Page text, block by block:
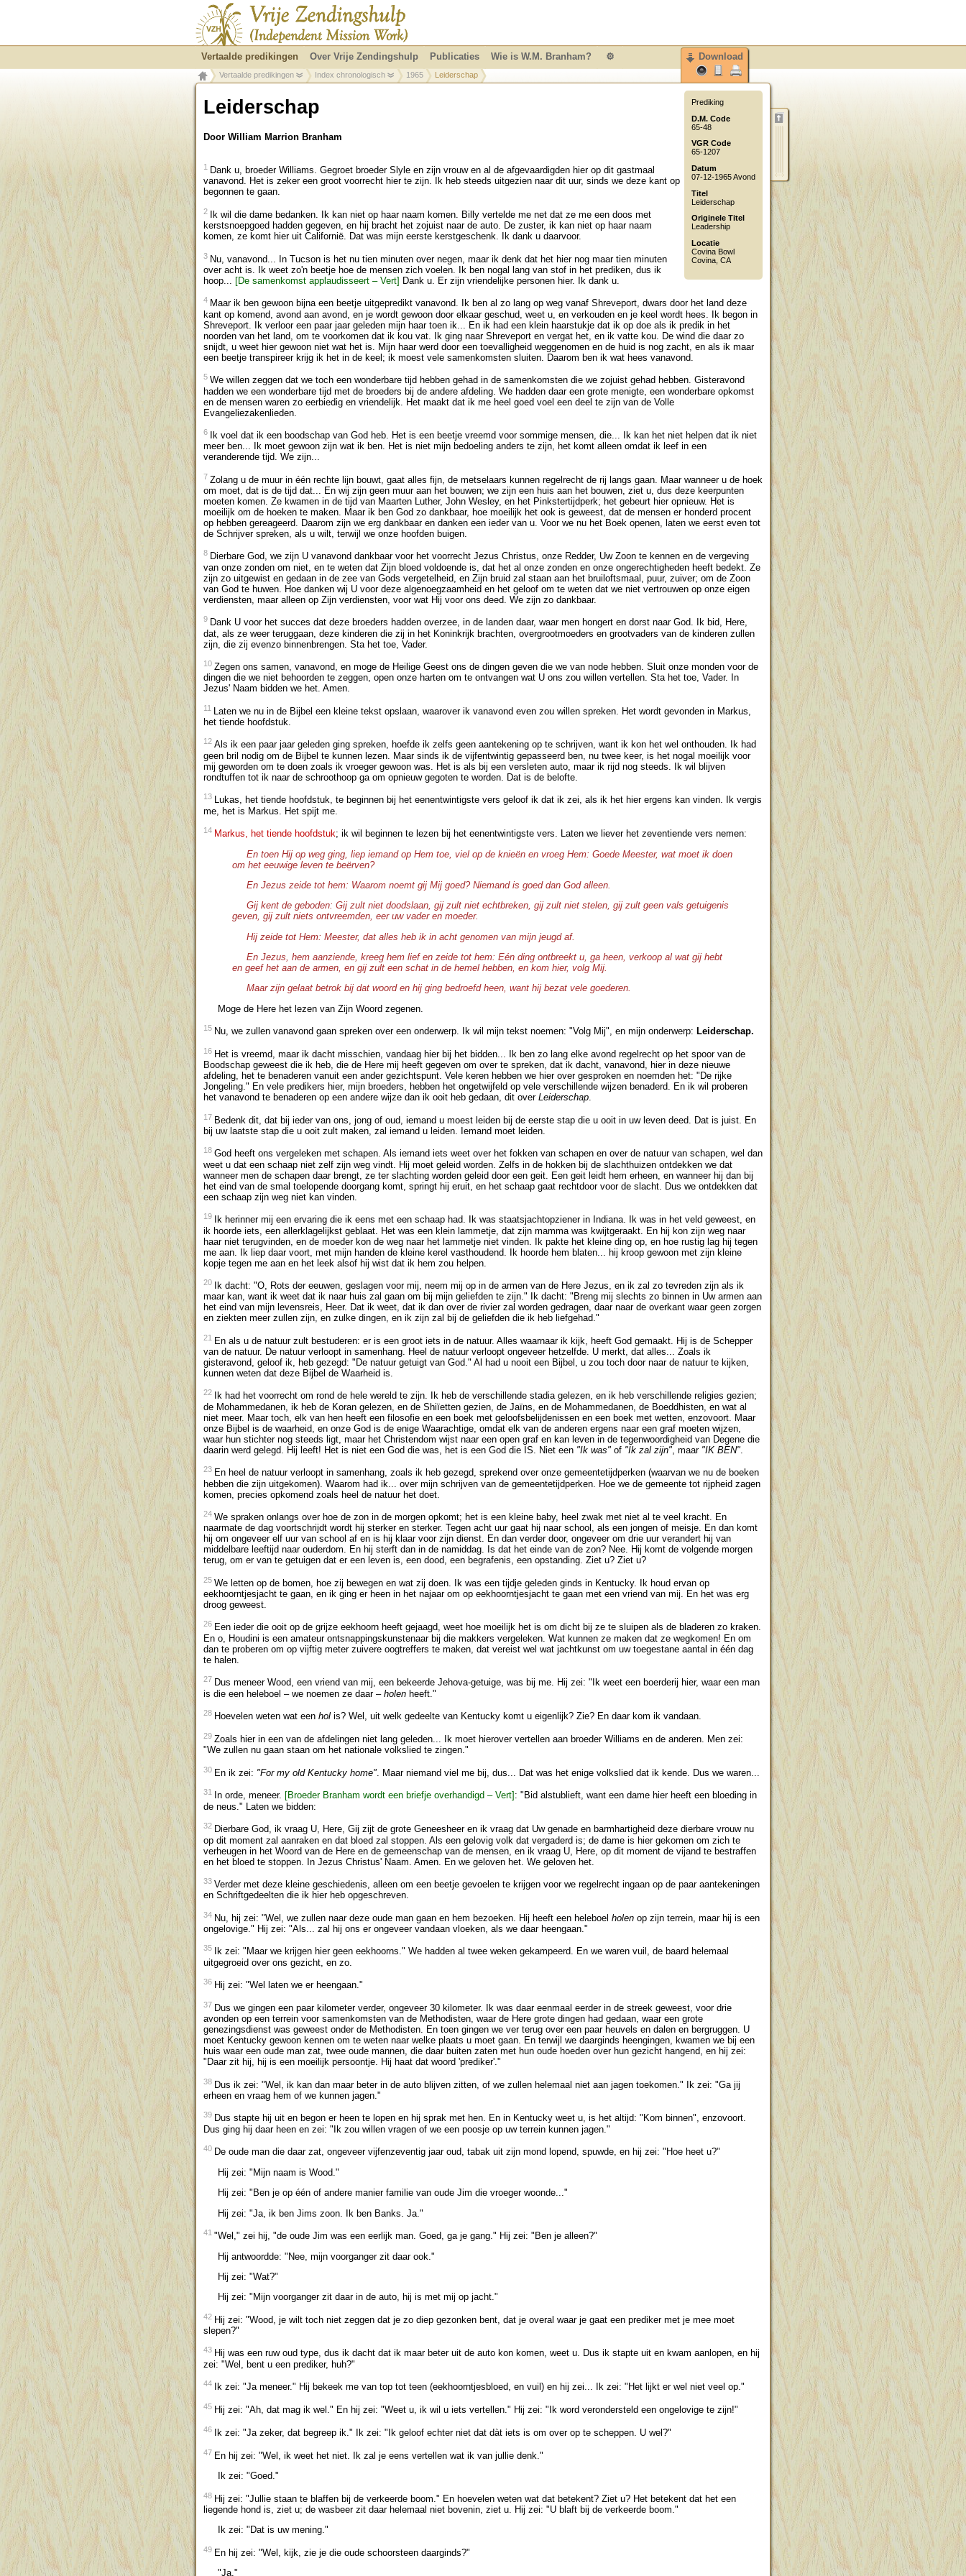
Prediking
D.M. Code
65-48
VGR Code
65-1207
Datum
07-12-1965 Avond
Titel
Leiderschap
Originele Titel
Leadership
Locatie
Covina Bowl
Covina CA
Leiderschap
Door William Marrion Branham
1 Dank u, broeder Williams. Gegroet broeder Slyle en zijn vrouw en al de afgevaardigden hier op dit gastmaal
vanavond. Het is zeker een groot voorrecht hier te zijn. Ik heb steeds uitgezien naar dit uur, sinds we deze kant op
begonnen te gaan.
2
Ik wil die dame bedanken. Ik kan niet op haar naam komen. Billy vertelde me net dat ze me een doos met
kerstsnoepgoed hadden gegeven, en hij bracht het zojuist naar de auto. De zuster, ik kan niet op haar naam
komen, ze komt hier uit Californië. Dat was mijn eerste kerstgeschenk. Ik dank u daarvoor.
3 Nu, vanavond... In Tucson is het nu tien minuten over negen, maar ik denk dat het hier nog maar tien minuten
over acht is. Ik weet zo'n beetje hoe de mensen zich voelen. Ik ben nogal lang van stof in het prediken, dus ik
hoop... [De samenkomst applaudisseert – Vert] Dank u. Er zijn vriendelijke personen hier. Ik dank u.
4 Maar ik ben gewoon bijna een beetje uitgepredikt vanavond. Ik ben al zo lang op weg vanaf Shreveport, dwars door het land deze
kant op komend, avond aan avond, en je wordt gewoon door elkaar geschud, weet u, en verkouden en je keel wordt hees. Ik begon in
Shreveport. Ik verloor een paar jaar geleden mijn haar toen ik... En ik had een klein haarstukje dat ik op doe als ik predik in het
noorden van het land, om te voorkomen dat ik kou vat. Ik ging naar Shreveport en vergat het, en ik vatte kou. De wind die daar zo
snijdt, u weet hier gewoon niet wat het is. Mijn haar werd door een toevalligheid weggenomen en de huid is nog zacht, en als ik maar
een beetje transpireer krijg ik het in de keel; ik moest vele samenkomsten sluiten. Daarom ben ik wat hees vanavond.
5 We willen zeggen dat we toch een wonderbare tijd hebben gehad in de samenkomsten die we zojuist gehad hebben. Gisteravond
hadden we een wonderbare tijd met de broeders bij de andere afdeling. We hadden daar een grote menigte, een wonderbare opkomst
en de mensen waren zo eerbiedig en vriendelijk. Het maakt dat ik me heel goed voel een deel te zijn van de Volle
Evangeliezakenlieden.
6
Ik voel dat ik een boodschap van God heb. Het is een beetje vreemd voor sommige mensen, die... Ik kan het niet helpen dat ik niet
meer ben... Ik moet gewoon zijn wat ik ben. Het is niet mijn bedoeling anders te zijn, het komt alleen omdat ik leef in een
veranderende tijd. We zijn...
7 Zolang u de muur in één rechte lijn bouwt, gaat alles fijn, de metselaars kunnen regelrecht de rij langs gaan. Maar wanneer u de hoek
om moet, dat is de tijd dat... En wij zijn geen muur aan het bouwen; we zijn een huis aan het bouwen, ziet u, dus deze keerpunten
moeten komen. Ze kwamen in de tijd van Maarten Luther, John Wesley, en het Pinkstertijdperk; het gebeurt hier opnieuw. Het is
moeilijk om de hoeken te maken. Maar ik ben God zo dankbaar, hoe moeilijk het ook is geweest, dat de mensen er honderd procent
op hebben gereageerd. Daarom zijn we erg dankbaar en danken een ieder van u. Voor we nu het Boek openen, laten we eerst even tot
de Schrijver spreken, als u wilt, terwijl we onze hoofden buigen.
8 Dierbare God, we zijn U vanavond dankbaar voor het voorrecht Jezus Christus, onze Redder, Uw Zoon te kennen en de vergeving
van onze zonden om niet, en te weten dat Zijn bloed voldoende is, dat het al onze zonden en onze ongerechtigheden heeft bedekt. Ze
zijn zo uitgewist en gedaan in de zee van Gods vergetelheid, en Zijn bruid zal staan aan het bruiloftsmaal, puur, zuiver; om de Zoon
van God te huwen. Hoe danken wij U voor deze algenoegzaamheid en het geloof om te weten dat we niet vertrouwen op onze eigen
verdiensten, maar alleen op Zijn verdiensten, voor wat Hij voor ons deed. We zijn zo dankbaar.
9 Dank U voor het succes dat deze broeders hadden overzee, in de landen daar, waar men hongert en dorst naar God. Ik bid, Here,
dat, als ze weer teruggaan, deze kinderen die zij in het Koninkrijk brachten, overgrootmoeders en grootvaders van de kinderen zullen
zijn, die zij evenzo binnenbrengen. Sta het toe, Vader.
10 Zegen ons samen, vanavond, en moge de Heilige Geest ons de dingen geven die we van node hebben. Sluit onze monden voor de
dingen die we niet behoorden te zeggen, open onze harten om te ontvangen wat U ons zou willen vertellen. Sta het toe, Vader. In
Jezus' Naam bidden we het. Amen.
11 Laten we nu in de Bijbel een kleine tekst opslaan, waarover ik vanavond even zou willen spreken. Het wordt gevonden in Markus,
het tiende hoofdstuk.
12 Als ik een paar jaar geleden ging spreken, hoefde ik zelfs geen aantekening op te schrijven, want ik kon het wel onthouden. Ik had
geen bril nodig om de Bijbel te kunnen lezen. Maar sinds ik de vijfentwintig gepasseerd ben, nu twee keer, is het nogal moeilijk voor
mij geworden om te doen zoals ik vroeger gewoon was. Het is als bij een versleten auto, maar ik rijd nog steeds. Ik wil blijven
rondtuffen tot ik naar de schroothoop ga om opnieuw gegoten te worden. Dat is de belofte.
13 Lukas, het tiende hoofdstuk, te beginnen bij het eenentwintigste vers geloof ik dat ik zei, als ik het hier ergens kan vinden. Ik vergis
me, het is Markus. Het spijt me.
14 Markus, het tiende hoofdstuk; ik wil beginnen te lezen bij het eenentwintigste vers. Laten we liever het zeventiende vers nemen:
En toen Hij op weg ging, liep iemand op Hem toe, viel op de knieën en vroeg Hem: Goede Meester, wat moet ik doen
om het eeuwige leven te beërven?
En Jezus zeide tot hem: Waarom noemt gij Mij goed? Niemand is goed dan God alleen.
Gij kent de geboden: Gij zult niet doodslaan, gij zult niet echtbreken, gij zult niet stelen, gij zult geen vals getuigenis
geven, gij zult niets ontvreemden, eer uw vader en moeder.
Hij zeide tot Hem: Meester, dat alles heb ik in acht genomen van mijn jeugd af.
En Jezus, hem aanziende, kreeg hem lief en zeide tot hem: Eén ding ontbreekt u, ga heen, verkoop al wat gij hebt
en geef het aan de armen, en gij zult een schat in de hemel hebben, en kom hier, volg Mij.
Maar zijn gelaat betrok bij dat woord en hij ging bedroefd heen, want hij bezat vele goederen.
Moge de Here het lezen van Zijn Woord zegenen.
15 Nu, we zullen vanavond gaan spreken over een onderwerp. Ik wil mijn tekst noemen: "Volg Mij", en mijn onderwerp: Leiderschap.
16 Het is vreemd, maar ik dacht misschien, vandaag hier bij het bidden... Ik ben zo lang elke avond regelrecht op het spoor van de
Boodschap geweest die ik heb, die de Here mij heeft gegeven om over te spreken, dat ik dacht, vanavond, hier in deze nieuwe
afdeling, het te benaderen vanuit een ander gezichtspunt. Vele keren hebben we hier over gesproken en noemden het: "De rijke
Jongeling." En vele predikers hier, mijn broeders, hebben het ongetwijfeld op vele verschillende wijzen benaderd. En ik wil proberen
het vanavond te benaderen op een andere wijze dan ik ooit heb gedaan, dit over Leiderschap.
17 Bedenk dit, dat bij ieder van ons, jong of oud, iemand u moest leiden bij de eerste stap die u ooit in uw leven deed. Dat is juist. En
bij uw laatste stap die u ooit zult maken, zal iemand u leiden. Iemand moet leiden.
18 God heeft ons vergeleken met schapen. Als iemand iets weet over het fokken van schapen en over de natuur van schapen, wel dan
weet u dat een schaap niet zelf zijn weg vindt. Hij moet geleid worden. Zelfs in de hokken bij de slachthuizen ontdekken we dat
wanneer men de schapen daar brengt, ze ter slachting worden geleid door een geit. Een geit leidt hem erheen, en wanneer hij dan bij
het eind van de smal toelopende doorgang komt, springt hij eruit, en het schaap gaat rechtdoor voor de slacht. Dus we ontdekken dat
een schaap zijn weg niet kan vinden.
19
Ik herinner mij een ervaring die ik eens met een schaap had. Ik was staatsjachtopziener in Indiana. Ik was in het veld geweest, en
ik hoorde iets, een allerklagelijkst geblaat. Het was een klein lammetje, dat zijn mamma was kwijtgeraakt. En hij kon zijn weg naar
haar niet terugvinden, en de moeder kon de weg naar het lammetje niet vinden. Ik pakte het kleine ding op, en hoe rustig lag hij tegen
me aan. Ik liep daar voort, met mijn handen de kleine kerel vasthoudend. Ik hoorde hem blaten... hij kroop gewoon met zijn kleine
kopje tegen me aan en het leek alsof hij wist dat ik hem zou helpen.
20
Ik dacht: "O, Rots der eeuwen, geslagen voor mij, neem mij op in de armen van de Here Jezus, en ik zal zo tevreden zijn als ik
maar kan, want ik weet dat ik naar huis zal gaan om bij mijn geliefden te zijn." Ik dacht: "Breng mij slechts zo binnen in Uw armen aan
het eind van mijn levensreis, Heer. Dat ik weet, dat ik dan over de rivier zal worden gedragen, daar naar de overkant waar geen zorgen
en ziekten meer zullen zijn, en zulke dingen, en ik zijn zal bij de geliefden die ik heb liefgehad."
21 En als u de natuur zult bestuderen: er is een groot iets in de natuur. Alles waarnaar ik kijk, heeft God gemaakt. Hij is de Schepper
van de natuur. De natuur verloopt in samenhang. Heel de natuur verloopt ongeveer hetzelfde. U merkt, dat alles... Zoals ik
gisteravond, geloof ik, heb gezegd: "De natuur getuigt van God." Al had u nooit een Bijbel, u zou toch door naar de natuur te kijken,
kunnen weten dat deze Bijbel de Waarheid is.
22
Ik had het voorrecht om rond de hele wereld te zijn. Ik heb de verschillende stadia gelezen, en ik heb verschillende religies gezien;
de Mohammedanen, ik heb de Koran gelezen, en de Shiïetten gezien, de Jaïns, en de Mohammedanen, de Boeddhisten, en wat al
niet meer. Maar toch, elk van hen heeft een filosofie en een boek met geloofsbelijdenissen en een boek met wetten, enzovoort. Maar
onze Bijbel is de waarheid, en onze God is de enige Waarachtige, omdat elk van de anderen ergens naar een graf moeten wijzen,
waar hun stichter nog steeds ligt, maar het Christendom wijst naar een open graf en kan leven in de tegenwoordigheid van Degene die
daarin werd gelegd. Hij leeft! Het is niet een God die was, het is een God die IS. Niet een "Ik was" of "Ik zal zijn" , maar "IK BEN"
23 En heel de natuur verloopt in samenhang, zoals ik heb gezegd, sprekend over onze gemeentetijdperken (waarvan we nu de boeken
hebben die zijn uitgekomen). Waarom had ik... over mijn schrijven van de gemeentetijdperken. Hoe we de gemeente tot rijpheid zagen
komen, precies opkomend zoals heel de natuur het doet.
24 We spraken onlangs over hoe de zon in de morgen opkomt; het is een kleine baby, heel zwak met niet al te veel kracht. En
naarmate de dag voortschrijdt wordt hij sterker en sterker. Tegen acht uur gaat hij naar school, als een jongen of meisje. En dan komt
hij om ongeveer elf uur van school af en is hij klaar voor zijn dienst. En dan verder door, ongeveer om drie uur verandert hij van
middelbare leeftijd naar ouderdom. En hij sterft dan in de namiddag. Is dat het einde van de zon? Nee. Hij komt de volgende morgen
terug, om er van te getuigen dat er een leven is, een dood, een begrafenis, een opstanding. Ziet u? Ziet u?
25 We letten op de bomen, hoe zij bewegen en wat zij doen. Ik was een tijdje geleden ginds in Kentucky. Ik houd ervan op
eekhoorntjesjacht te gaan, en ik ging er heen in het najaar om op eekhoorntjesjacht te gaan met een vriend van mij. En het was erg
droog geweest.
26 Een ieder die ooit op de grijze eekhoorn heeft gejaagd, weet hoe moeilijk het is om dicht bij ze te sluipen als de bladeren zo kraken.
En o, Houdini is een amateur ontsnappingskunstenaar bij die makkers vergeleken. Wat kunnen ze maken dat ze wegkomen! En om
dan te proberen om op vijftig meter zuivere oogtreffers te maken, dat vereist wel wat jachtkunst om uw toegestane aantal in één dag
te halen.
27 Dus meneer Wood, een vriend van mij, een bekeerde Jehova-getuige, was bij me. Hij zei: "Ik weet een boerderij hier, waar een man
is die een heleboel – we noemen ze daar – holen heeft."
28 Hoevelen weten wat een hol is? Wel, uit welk gedeelte van Kentucky komt u eigenlijk? Zie? En daar kom ik vandaan.
29 Zoals hier in een van de afdelingen niet lang geleden... Ik moet hierover vertellen aan broeder Williams en de anderen. Men zei:
"We zullen nu gaan staan om het nationale volkslied te zingen."
30 En ik zei: "For my old Kentucky home" . Maar niemand viel me bij, dus... Dat was het enige volkslied dat ik kende. Dus we waren...
31 In orde, meneer. [Broeder Branham wordt een briefje overhandigd – Vert] : "Bid alstublieft, want een dame hier heeft een bloeding in
de neus." Laten we bidden:
32 Dierbare God, ik vraag U, Here, Gij zijt de grote Geneesheer en ik vraag dat Uw genade en barmhartigheid deze dierbare vrouw nu
op dit moment zal aanraken en dat bloed zal stoppen. Als een gelovig volk dat vergaderd is; de dame is hier gekomen om zich te
verheugen in het Woord van de Here en de gemeenschap van de mensen, en ik vraag U, Here, op dit moment de vijand te bestraffen
en het bloed te stoppen. In Jezus Christus' Naam. Amen. En we geloven het. We geloven het.
33 Verder met deze kleine geschiedenis, alleen om een beetje gevoelen te krijgen voor we regelrecht ingaan op de paar aantekeningen
en Schriftgedeelten die ik hier heb opgeschreven.
34 Nu, hij zei: "Wel, we zullen naar deze oude man gaan en hem bezoeken. Hij heeft een heleboel holen op zijn terrein, maar hij is een
ongelovige." Hij zei: "Als... zal hij ons er ongeveer vandaan vloeken, als we daar heengaan."
35
Ik zei: "Maar we krijgen hier geen eekhoorns." We hadden al twee weken gekampeerd. En we waren vuil, de baard helemaal
uitgegroeid over ons gezicht, en zo.
36 Hij zei: "Wel laten we er heengaan."
37 Dus we gingen een paar kilometer verder, ongeveer 30 kilometer. Ik was daar eenmaal eerder in de streek geweest, voor drie
avonden op een terrein voor samenkomsten van de Methodisten, waar de Here grote dingen had gedaan, waar een grote
genezingsdienst was geweest onder de Methodisten. En toen gingen we ver terug over een paar heuvels en dalen en bergruggen. U
moet Kentucky gewoon kennen om te weten naar welke plaats u moet gaan. En terwijl we daarginds heengingen, kwamen we bij een
huis waar een oude man zat, twee oude mannen, die daar buiten zaten met hun oude hoeden over hun gezicht hangend, en hij zei:
"Daar zit hij, hij is een moeilijk persoontje. Hij haat dat woord 'prediker'."
38 Dus ik zei: "Wel, ik kan dan maar beter in de auto blijven zitten, of we zullen helemaal niet aan jagen toekomen." Ik zei: "Ga jij
erheen en vraag hem of we kunnen jagen."
39 Dus stapte hij uit en begon er heen te lopen en hij sprak met hen. En in Kentucky weet u, is het altijd: "Kom binnen", enzovoort.
Dus ging hij daar heen en zei: "Ik zou willen vragen of we een poosje op uw terrein kunnen jagen."
40 De oude man die daar zat, ongeveer vijfenzeventig jaar oud, tabak uit zijn mond lopend, spuwde, en hij zei: "Hoe heet u?"
Hij zei: "Mijn naam is Wood."
Hij zei: "Ben je op één of andere manier familie van oude Jim die vroeger woonde..."
Hij zei: "Ja, ik ben Jims zoon. Ik ben Banks. Ja."
41 "Wel," zei hij, "de oude Jim was een eerlijk man. Goed, ga je gang." Hij zei: "Ben je alleen?"
Hij antwoordde: "Nee, mijn voorganger zit daar ook."
Hij zei: "Wat?"
Hij zei: "Mijn voorganger zit daar in de auto, hij is met mij op jacht."
42 Hij zei: "Wood, je wilt toch niet zeggen dat je zo diep gezonken bent, dat je overal waar je gaat een prediker met je mee moet
slepen?"
43 Hij was een ruw oud type, dus ik dacht dat ik maar beter uit de auto kon komen, weet u. Dus ik stapte uit en kwam aanlopen, en hij
zei: "Wel, bent u een prediker, huh?"
44 Ik zei: "Ja meneer." Hij bekeek me van top tot teen (eekhoorntjesbloed, en vuil) en hij zei... Ik zei: "Het lijkt er wel niet veel op."
45 Hij zei: "Ah, dat mag ik wel." En hij zei: "Weet u, ik wil u iets vertellen." Hij zei: "Ik word verondersteld een ongelovige te zijn!"
46 Ik zei: "Ja zeker, dat begreep ik." Ik zei: "Ik geloof echter niet dat dàt iets is om over op te scheppen. U wel?"
47 En hij zei: "Wel, ik weet het niet. Ik zal je eens vertellen wat ik van jullie denk."
Ik zei: "Goed."
48 Hij zei: "Jullie staan te blaffen bij de verkeerde boom." En hoevelen weten wat dat betekent? Ziet u? Het betekent dat het een
liegende hond is, ziet u; de wasbeer zit daar helemaal niet bovenin, ziet u. Hij zei: "U blaft bij de verkeerde boom."
Ik zei: "Dat is uw mening."
49 En hij zei: "Wel, kijk, zie je die oude schoorsteen daarginds?"
"Ja."
Download
Vertaalde predikingen Over Vrije Zendingshulp Publicaties Wie is W.M. Branham? ⚙
Vertaalde predikingen Index chronologisch 1965 Leiderschap